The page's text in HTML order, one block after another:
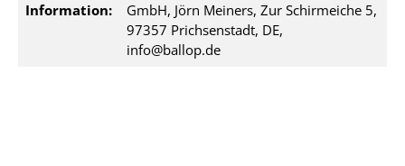
Information:
GmbH, Jörn Meiners, Zur Schirmeiche 5,
97357 Prichsenstadt, DE,
info@ballop.de